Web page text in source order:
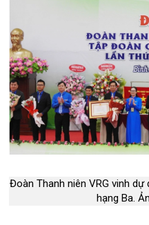
Đoàn Thanh niên VRG vinh
hạng Ba.